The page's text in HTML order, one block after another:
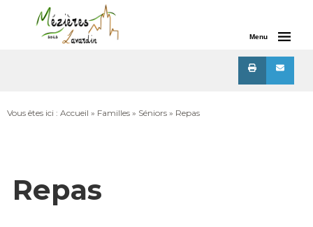
Menu
Vous êtes ici : Accueil » Familles » Séniors » Repas
Repas